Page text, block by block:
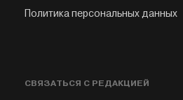
Политика персональных данных
СВЯЗАТЬСЯ С РЕДАКЦИЕЙ